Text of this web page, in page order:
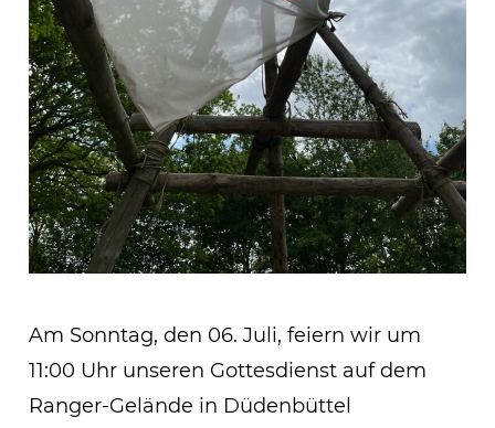
Am Sonntag, den 06. Juli, feiern wir um
11:00 Uhr unseren Gottesdienst auf dem
Ranger-Gelände in Düdenbüttel